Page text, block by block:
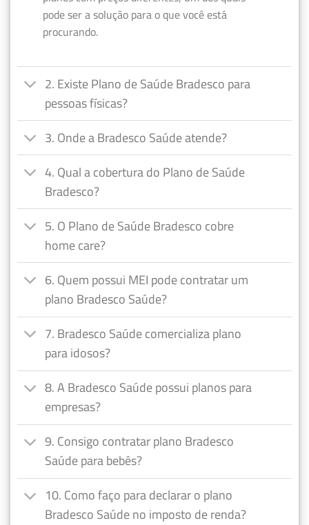
pode ser a solução para o que você está
procurando.
2. Existe Plano de Saúde Bradesco para
pessoas físicas?
3. Onde a Bradesco Saúde atende?
4. Qual a cobertura do Plano de Saúde
Bradesco?
5. O Plano de Saúde Bradesco cobre
home care?
6. Quem possui MEI pode contratar um
plano Bradesco Saúde?
7. Bradesco Saúde comercializa plano
para idosos?
8. A Bradesco Saúde possui planos para
empresas?
9. Consigo contratar plano Bradesco
Saúde para bebês?
10. Como faço para declarar o plano
Bradesco Saúde no imposto de renda?